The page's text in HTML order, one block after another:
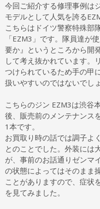
今回ご紹介する修理事例は
モデルとして人気を誇る
こちらはドイツ警察特殊部
「EZM3」です。隊員達が
要か』というところから開
して考え抜かれています。
つけられているため手の甲
扱いやすいのではないでし
こちらのジン EZM3は渋谷
後、販売前のメンテナンス
1本です。
お買取り時の話では調子よ
とのことでした。外装には
が、事前のお話通りゼンマ
の状態によってはそのまま
ことがありますので、症状
を見てみました。